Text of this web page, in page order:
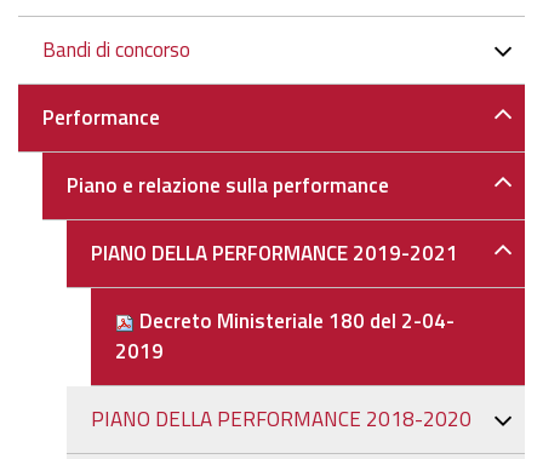
Bandi di concorso
Performance
Piano e relazione sulla performance
PIANO DELLA PERFORMANCE 2019-2021
Decreto Ministeriale 180 del 2-04-
2019
PIANO DELLA PERFORMANCE 2018-2020